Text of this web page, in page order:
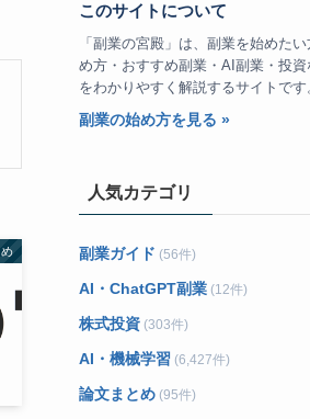
このサイトについて
「副業の宮殿」は、副業を始めた
め方・おすすめ副業・AI副業・投
をわかりやすく解説するサイトです
副業の始め方を見る »
人気カテゴリ
副業ガイド (56件)
AI・ChatGPT副業 (12件)
株式投資 (303件)
AI・機械学習 (6,427件)
論文まとめ (95件)